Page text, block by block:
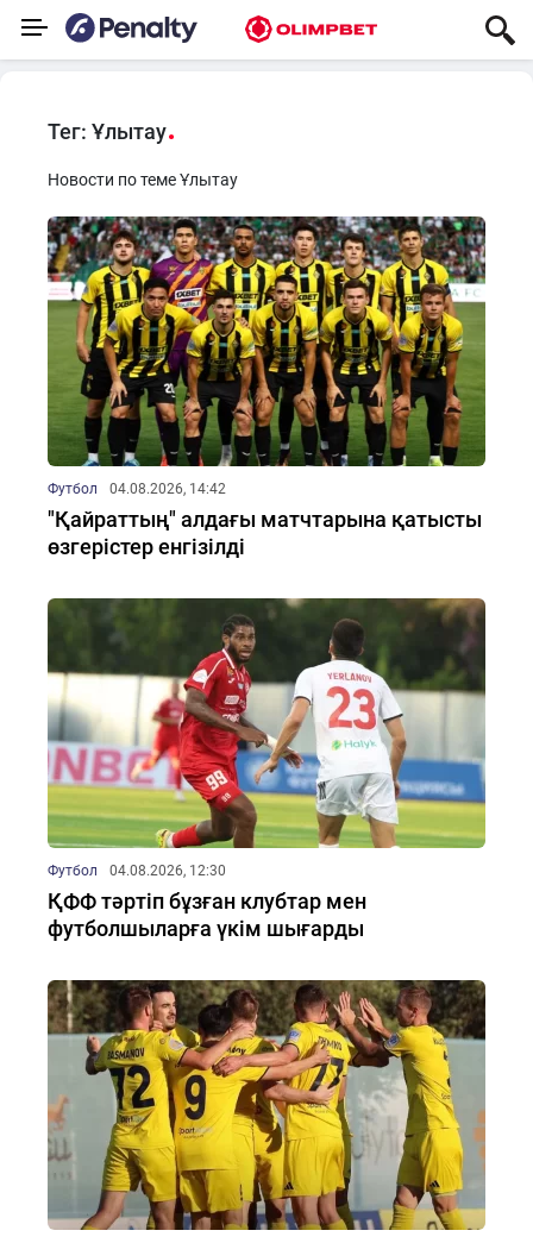
Тег: Ұлытау
Новости по теме Ұлытау
Футбол 04.08.2026, 14:42
"Қайраттың" алдағы матчтарына қатысты
өзгерістер енгізілді
Футбол 04.08.2026, 12:30
ҚФФ тәртіп бұзған клубтар мен
футболшыларға үкім шығарды